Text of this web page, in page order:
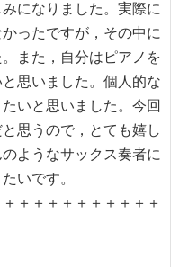
になりました。実際に
ったですが，その中に
また，自分はピアノを
思いました。個人的な
いと思いました。今回
思うので，とても嬉し
ようなサックス奏者に
いです。
＋＋＋＋＋＋＋＋＋＋
音色